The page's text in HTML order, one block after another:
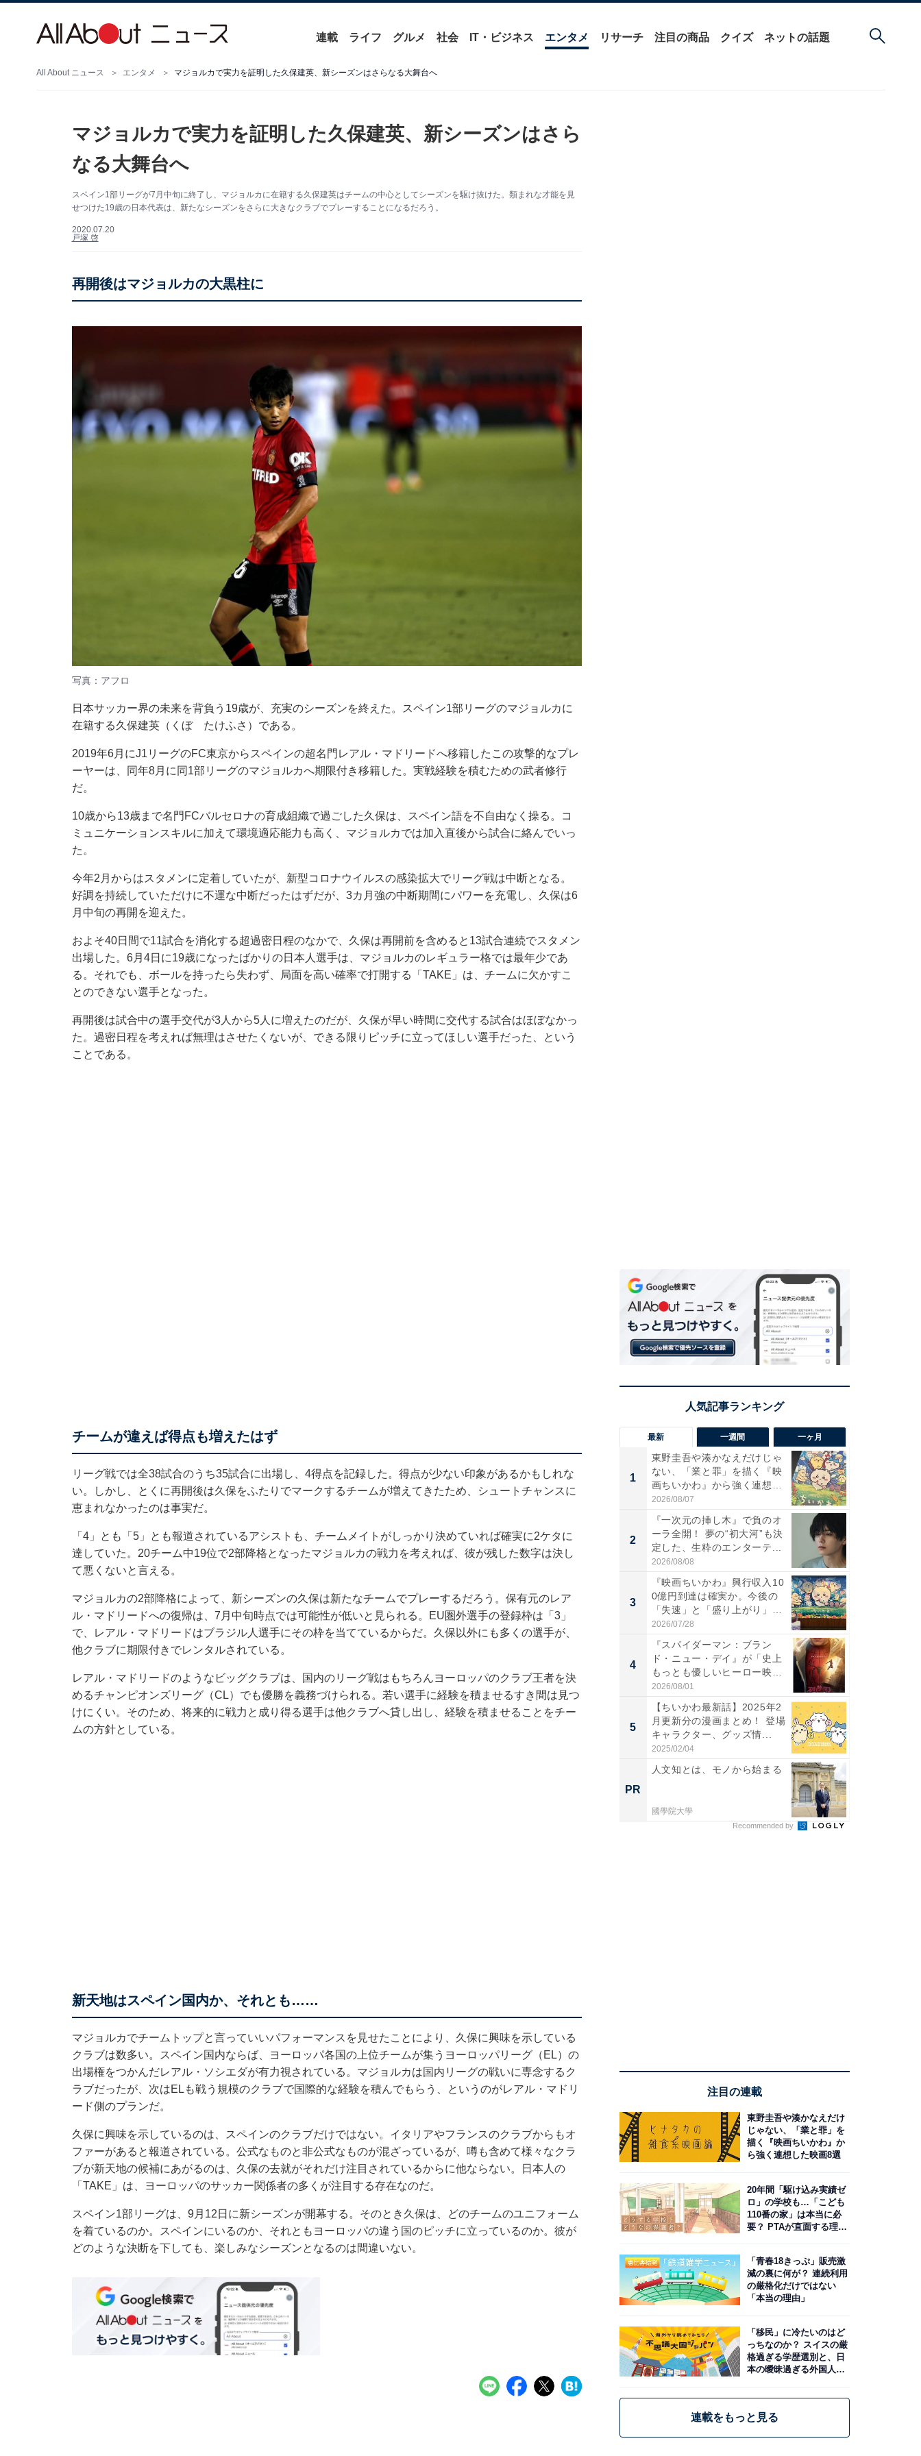
連載 ライフ グルメ 社会 IT・ビジネス エンタメ リサーチ 注目の商品 クイズ ネットの話題
All About ニュース エンタメ マジョルカで実力を証明した久保建英、新シーズンはさらなる大舞台へ
マジョルカで実力を証明した久保建英、新シーズンはさら
なる大舞台へ
スペイン1部リーグが7月中旬に終了し、マジョルカに在籍する久保建英はチームの中心としてシーズンを駆け抜けた。類まれな才能を見
せつけた19歳の日本代表は、新たなシーズンをさらに大きなクラブでプレーすることになるだろう。
2020.07.20
戸塚 啓
再開後はマジョルカの大黒柱に
写真：アフロ
日本サッカー界の未来を背負う19歳が、充実のシーズンを終えた。スペイン1部リーグのマジョルカに
在籍する久保建英（くぼ たけふさ）である。
2019年6月にJ1リーグのFC東京からスペインの超名門レアル・マドリードへ移籍したこの攻撃的なプレ
ーヤーは、同年8月に同1部リーグのマジョルカへ期限付き移籍した。実戦経験を積むための武者修行
だ。
10歳から13歳まで名門FCバルセロナの育成組織で過ごした久保は、スペイン語を不自由なく操る。コ
ミュニケーションスキルに加えて環境適応能力も高く、マジョルカでは加入直後から試合に絡んでいっ
た。
今年2月からはスタメンに定着していたが、新型コロナウイルスの感染拡大でリーグ戦は中断となる。
好調を持続していただけに不運な中断だったはずだが、3カ月強の中断期間にパワーを充電し、久保は6
月中旬の再開を迎えた。
およそ40日間で11試合を消化する超過密日程のなかで、久保は再開前を含めると13試合連続でスタメン
出場した。6月4日に19歳になったばかりの日本人選手は、マジョルカのレギュラー格では最年少であ
る。それでも、ボールを持ったら失わず、局面を高い確率で打開する「TAKE」は、チームに欠かすこ
とのできない選手となった。
再開後は試合中の選手交代が3人から5人に増えたのだが、久保が早い時間に交代する試合はほぼなかっ
た。過密日程を考えれば無理はさせたくないが、できる限りピッチに立ってほしい選手だった、という
ことである。
チームが違えば得点も増えたはず
リーグ戦では全38試合のうち35試合に出場し、4得点を記録した。得点が少ない印象があるかもしれな
い。しかし、とくに再開後は久保をふたりでマークするチームが増えてきたため、シュートチャンスに
恵まれなかったのは事実だ。
「4」とも「5」とも報道されているアシストも、チームメイトがしっかり決めていれば確実に2ケタに
達していた。20チーム中19位で2部降格となったマジョルカの戦力を考えれば、彼が残した数字は決し
て悪くないと言える。
マジョルカの2部降格によって、新シーズンの久保は新たなチームでプレーするだろう。保有元のレア
ル・マドリードへの復帰は、7月中旬時点では可能性が低いと見られる。EU圏外選手の登録枠は「3」
で、レアル・マドリードはブラジル人選手にその枠を当てているからだ。久保以外にも多くの選手が、
他クラブに期限付きでレンタルされている。
レアル・マドリードのようなビッグクラブは、国内のリーグ戦はもちろんヨーロッパのクラブ王者を決
めるチャンピオンズリーグ（CL）でも優勝を義務づけられる。若い選手に経験を積ませるすき間は見つ
けにくい。そのため、将来的に戦力と成り得る選手は他クラブへ貸し出し、経験を積ませることをチー
ムの方針としている。
新天地はスペイン国内か、それとも……
マジョルカでチームトップと言っていいパフォーマンスを見せたことにより、久保に興味を示している
クラブは数多い。スペイン国内ならば、ヨーロッパ各国の上位チームが集うヨーロッパリーグ（EL）の
出場権をつかんだレアル・ソシエダが有力視されている。マジョルカは国内リーグの戦いに専念するク
ラブだったが、次はELも戦う規模のクラブで国際的な経験を積んでもらう、というのがレアル・マドリ
ード側のプランだ。
久保に興味を示しているのは、スペインのクラブだけではない。イタリアやフランスのクラブからもオ
ファーがあると報道されている。公式なものと非公式なものが混ざっているが、噂も含めて様々なクラ
ブが新天地の候補にあがるのは、久保の去就がそれだけ注目されているからに他ならない。日本人の
「TAKE」は、ヨーロッパのサッカー関係者の多くが注目する存在なのだ。
スペイン1部リーグは、9月12日に新シーズンが開幕する。そのとき久保は、どのチームのユニフォーム
を着ているのか。スペインにいるのか、それともヨーロッパの違う国のピッチに立っているのか。彼が
どのような決断を下しても、楽しみなシーズンとなるのは間違いない。
最新 一週間 一ヶ月
1
東野圭吾や湊かなえだけじゃ
ない、「業と罪」を描く『映
画ちいかわ』から強く連想し
た...
2026/08/07
2
『一次元の挿し木』で負のオ
ーラ全開！ 夢の“初大河”も決
定した、生粋のエンターテ...
2026/08/08
3
『映画ちいかわ』興行収入10
0億円到達は確実か。今後の
「失速」と「盛り上がり」
が...
2026/07/28
4
『スパイダーマン：ブラン
ド・ニュー・デイ』が「史上
もっとも優しいヒーロー映
画」に...
2026/08/01
5
【ちいかわ最新話】2025年2
月更新分の漫画まとめ！ 登場
キャラクター、グッズ情...
2025/02/04
PR
人文知とは、モノから始まる
國學院大學
Recommended by
注目の連載
東野圭吾や湊かなえだけ
じゃない、「業と罪」を
描く『映画ちいかわ』か
ら強く連想した映画8選
20年間「駆け込み実績ゼ
ロ」の学校も…「こども
110番の家」は本当に必
要？ PTAが直面する理想
「青春18きっぷ」販売激
減の裏に何が？ 連続利用
の厳格化だけではない
「本当の理由」
「移民」に冷たいのはど
っちなのか？ スイスの厳
格過ぎる学歴選別と、日
本の曖昧過ぎる外国人政
連載をもっと見る